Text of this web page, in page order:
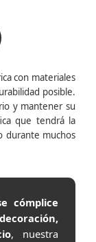
con materiales
posible.
y mantener su
que tendrá la
durante muchos
cómplice
, nuestra